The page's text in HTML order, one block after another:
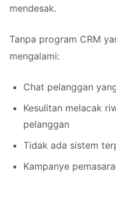
mendesak.
Tanpa program CRM
mengalami:
Chat pelanggan
Kesulitan melacak
pelanggan
Tidak ada sistem
Kampanye